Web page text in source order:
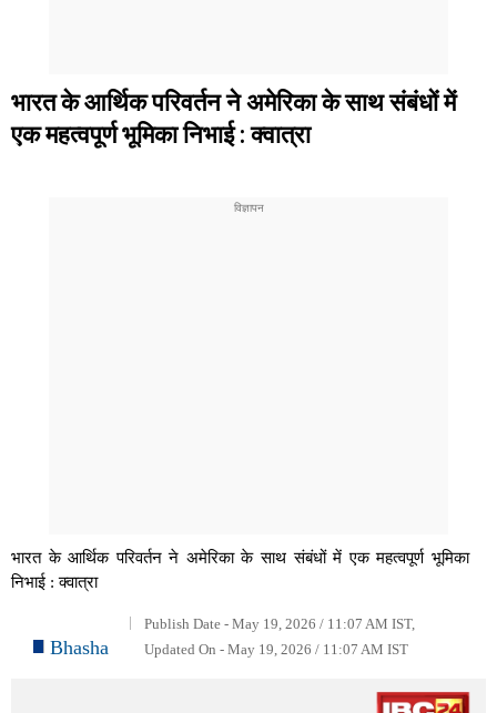
भारत के आर्थिक परिवर्तन ने अमेरिका के साथ संबंधों में
एक महत्वपूर्ण भूमिका निभाई : क्वात्रा
भारत के आर्थिक परिवर्तन ने अमेरिका के साथ संबंधों में एक महत्वपूर्ण भूमिका
निभाई : क्वात्रा
Bhasha
Publish Date - May 19, 2026 / 11:07 AM IST,
Updated On - May 19, 2026 / 11:07 AM IST